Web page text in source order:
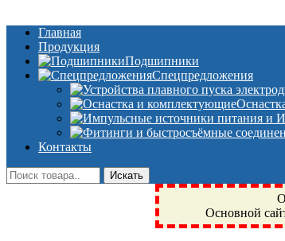
Главная
Продукция
Подшипники
Спецпредложения
Контакты
Основной